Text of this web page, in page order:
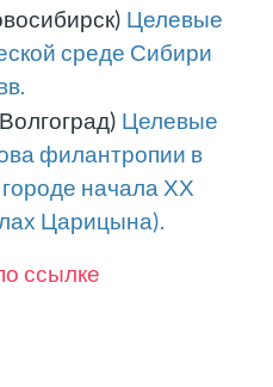
Целевые
среде Сибири
Целевые
филантропии в
начала ХХ
Царицына).
ссылке